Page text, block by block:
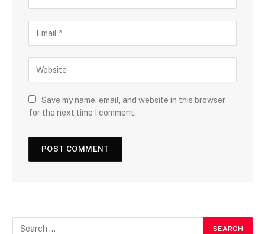
Save my name, email, and website in this browser
for the next time I comment.